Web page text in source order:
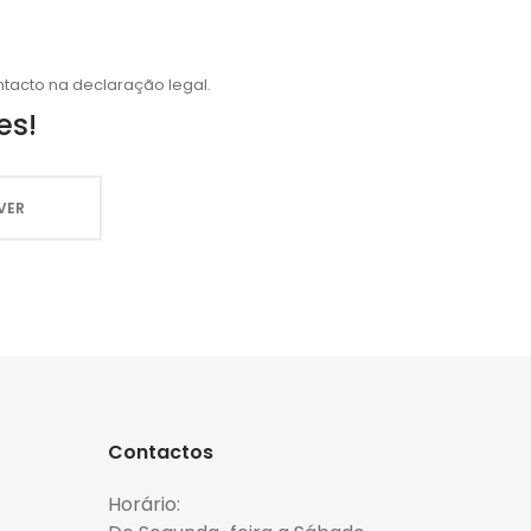
na declaração legal.
Contactos
Horário: